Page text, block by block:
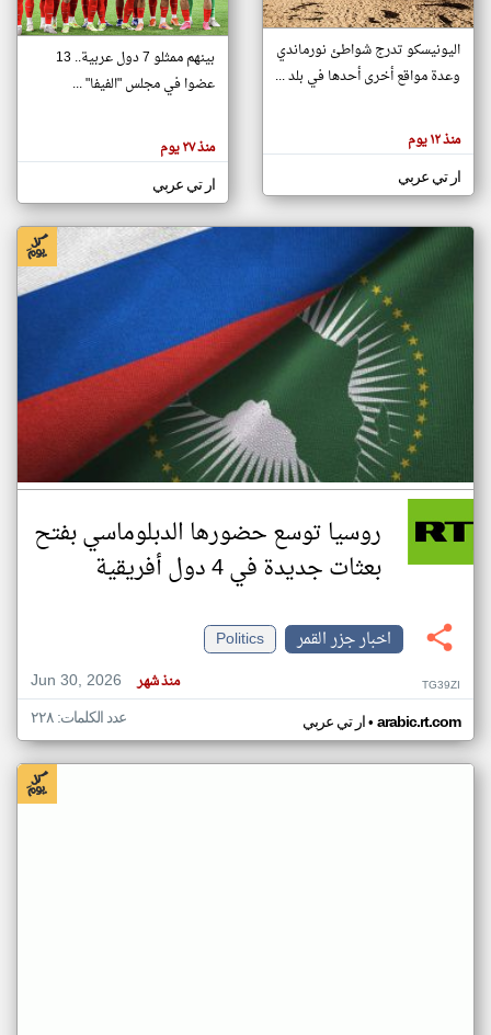
تغيير الدولة
اخبار جزر القمر على مدار الساعة
أهم اخبار جزر القمر العاجلة والمباشرة
هنا عن
وجهة
كاتبيها.
اليونيسكو تدرج شواطئ نورماندي
وعدة مواقع أخرى أحدها في بلد ...
منذ ١٢ يوم
ار تي عربي
بينهم ممثلو 7 دول عربية.. 13
عضوا في مجلس "الفيفا" ...
منذ ٢٧ يوم
ار تي عربي
روسيا توسع حضورها الدبلوماسي بفتح
بعثات جديدة في 4 دول أفريقية
اخبار جزر القمر
Politics
Jun 30, 2026
منذ شهر TG39ZI
ار تي عربي• arabic.rt.com عدد الكلمات: ٢٢٨
klyoum.com